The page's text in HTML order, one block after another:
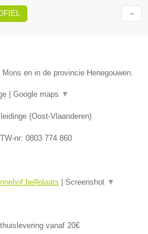
en in de provincie Henegouwen.
Google maps ▼
(Oost-Vlaanderen)
nr: 0803 774 860
Screenshot ▼
vanaf 20€